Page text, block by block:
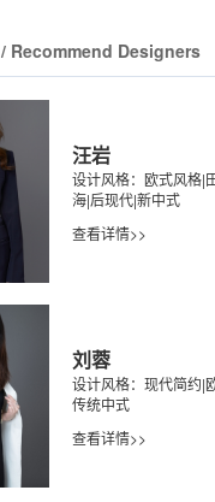
/ Recommend Designers
汪岩
设计风格：欧式风格|
海|后现代|新中式
查看详情>>
刘蓉
设计风格：现代简约|
传统中式
查看详情>>